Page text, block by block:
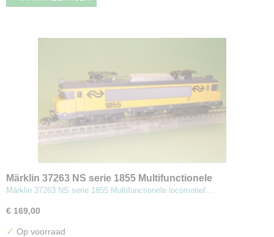
Märklin 37263 NS serie 1855 Multifunctionele
locomotief Eindhoven
Märklin 37263 NS serie 1855 Multifunctionele locomotief…
€ 169,00
✓ Op voorraad